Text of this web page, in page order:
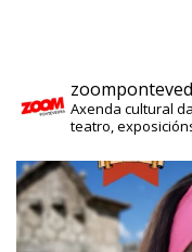
Axenda cultural
teatro,